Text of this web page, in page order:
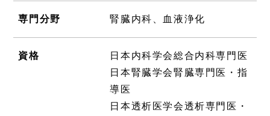
専門分野 腎臓内科、血液浄化
資格
日本内科学会総合内科専門医
日本腎臓学会腎臓専門医・指
導医
日本透析医学会透析専門医・